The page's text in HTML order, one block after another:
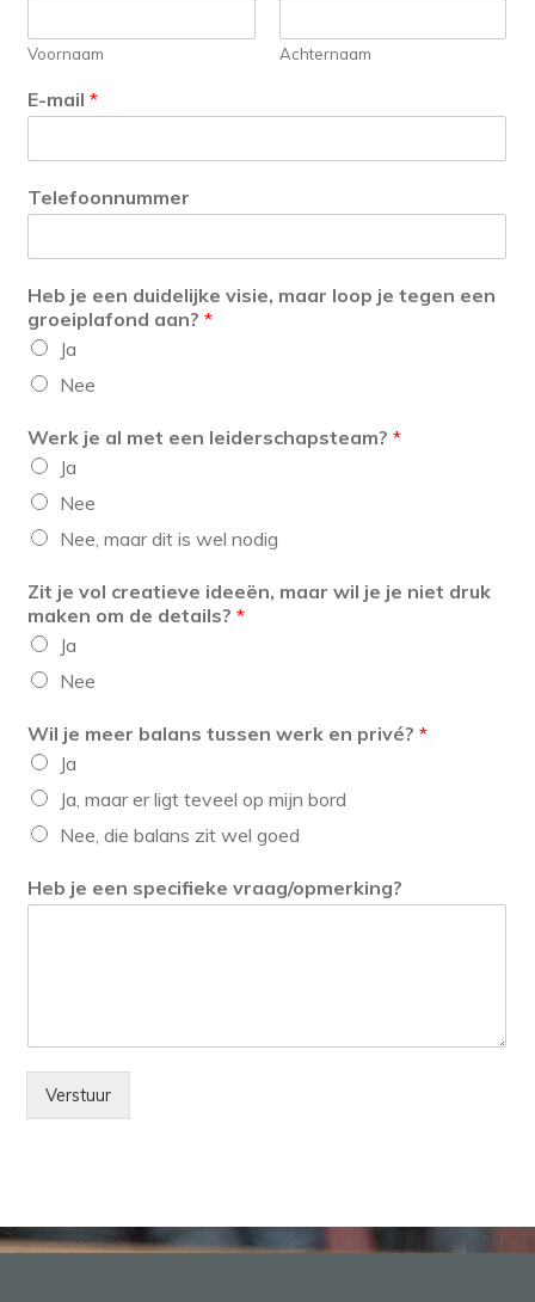
Voornaam Achternaam
E-mail*
Telefoonnummer
Heb je een duidelijke visie, maar loop je tegen een
groeiplafond aan?*
Ja
Nee
Werk je al met een leiderschapsteam?*
Ja
Nee
Nee, maar dit is wel nodig
Zit je vol creatieve ideeën, maar wil je je niet druk
maken om de details?*
Ja
Nee
Wil je meer balans tussen werk en privé?*
Ja
Ja, maar er ligt teveel op mijn bord
Nee, die balans zit wel goed
Heb je een specifieke vraag/opmerking?
Verstuur